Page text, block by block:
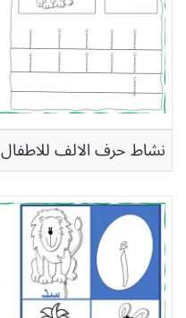
نشاط حرف الالف للاطفال